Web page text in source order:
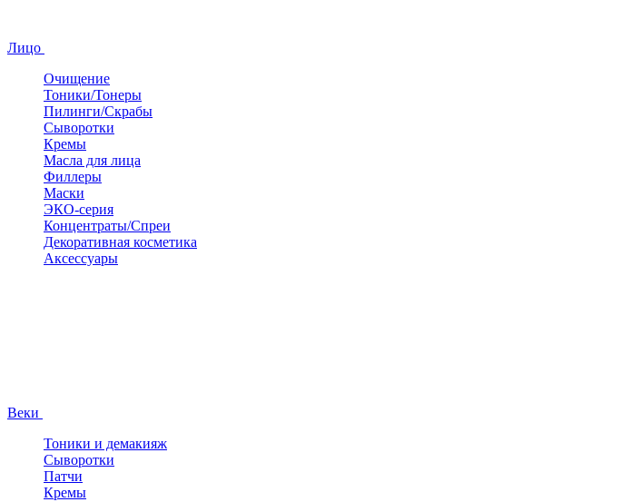
Лицо
Очищение
Тоники/Тонеры
Пилинги/Скрабы
Сыворотки
Кремы
Масла для лица
Филлеры
Маски
ЭКО-серия
Концентраты/Спреи
Декоративная косметика
Аксессуары
Веки
Тоники и демакияж
Сыворотки
Патчи
Кремы